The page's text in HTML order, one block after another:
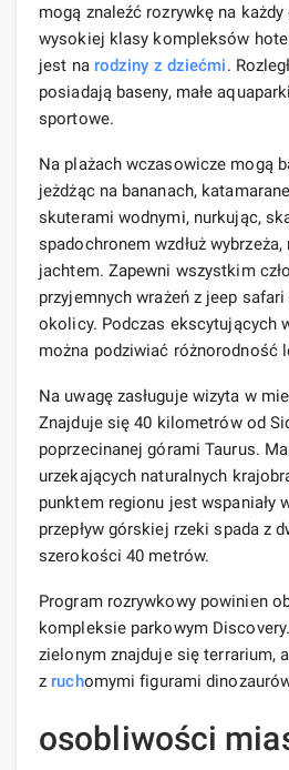
mogą znaleźć rozrywkę na
wysokiej klasy kompleksów
jest na rodziny z dziećmi.
posiadają baseny, małe
sportowe.
Na plażach wczasowicze mogą
jeżdżąc na bananach,
skuterami wodnymi, nurkując,
spadochronem wzdłuż
jachtem. Zapewni wszystkim
przyjemnych wrażeń z jeep
okolicy. Podczas ekscytujących
można podziwiać różnorodność
Na uwagę zasługuje wizyta w
Znajduje się 40 kilometrów od
poprzecinanej górami Taurus.
urzekających naturalnych
punktem regionu jest wspaniały
przepływ górskiej rzeki spada z
szerokości 40 metrów.
Program rozrywkowy powinien
kompleksie parkowym
zielonym znajduje się terrarium,
z ruchomymi figurami
osobliwości